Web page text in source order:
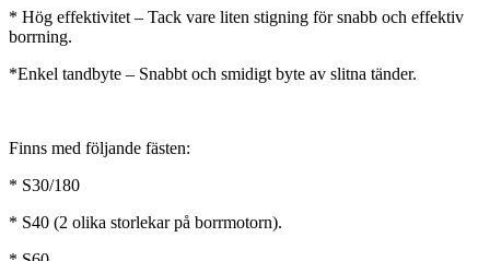
* Hög effektivitet – Tack vare liten stigning för snabb och effektiv
borrning.
*Enkel tandbyte – Snabbt och smidigt byte av slitna tänder.
Finns med följande fästen:
* S30/180
* S40 (2 olika storlekar på borrmotorn).